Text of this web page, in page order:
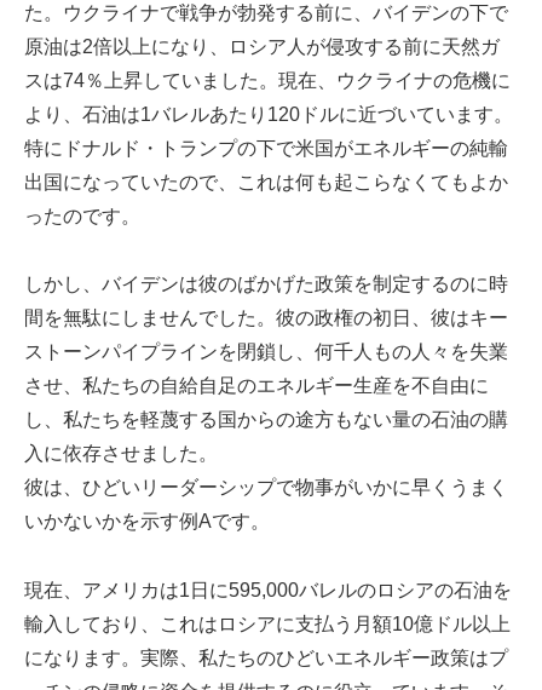
た。ウクライナで戦争が勃発する前に、バイデンの下で
原油は2倍以上になり、ロシア人が侵攻する前に天然ガ
スは74％上昇していました。現在、ウクライナの危機に
より、石油は1バレルあたり120ドルに近づいています。
特にドナルド・トランプの下で米国がエネルギーの純輸
出国になっていたので、これは何も起こらなくてもよか
ったのです。
しかし、バイデンは彼のばかげた政策を制定するのに時
間を無駄にしませんでした。彼の政権の初日、彼はキー
ストーンパイプラインを閉鎖し、何千人もの人々を失業
させ、私たちの自給自足のエネルギー生産を不自由に
し、私たちを軽蔑する国からの途方もない量の石油の購
入に依存させました。
彼は、ひどいリーダーシップで物事がいかに早くうまく
いかないかを示す例Aです。
現在、アメリカは1日に595,000バレルのロシアの石油を
輸入しており、これはロシアに支払う月額10億ドル以上
になります。実際、私たちのひどいエネルギー政策はプ